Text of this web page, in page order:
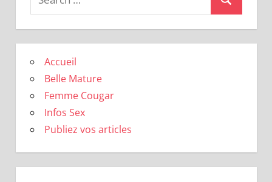
Search
Accueil
Belle Mature
Femme Cougar
Infos Sex
Publiez vos articles